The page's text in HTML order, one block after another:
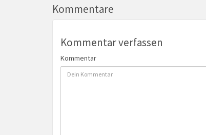
Kommentare
Kommentar verfassen
Kommentar